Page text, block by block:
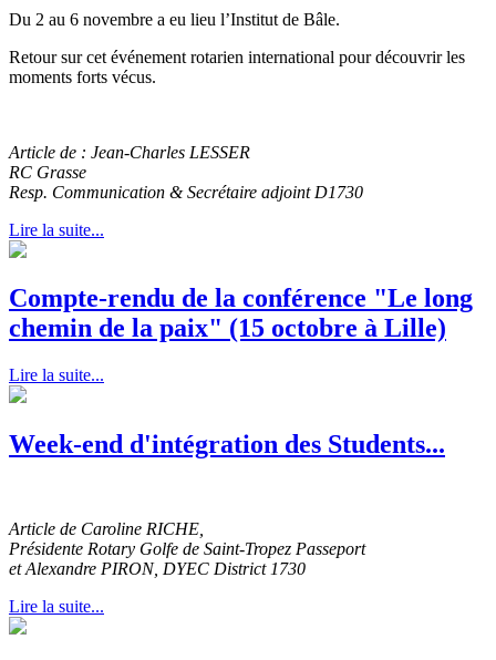
Du 2 au 6 novembre a eu lieu l’Institut de Bâle.
Retour sur cet événement rotarien international pour découvrir les
moments forts vécus.
Article de : Jean-Charles LESSER
RC Grasse
Resp. Communication & Secrétaire adjoint D1730
Lire la suite...
Compte-rendu de la conférence "Le long
chemin de la paix" (15 octobre à Lille)
Lire la suite...
Week-end d'intégration des Students...
Article de Caroline RICHE,
Présidente Rotary Golfe de Saint-Tropez Passeport
et Alexandre PIRON, DYEC District 1730
Lire la suite...